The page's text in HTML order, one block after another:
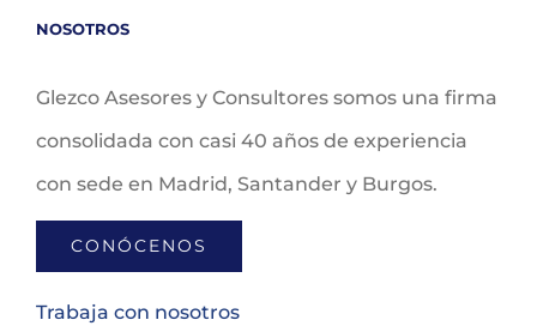
NOSOTROS
Glezco Asesores y Consultores somos una firma
consolidada con casi 40 años de experiencia
con sede en Madrid, Santander y Burgos.
CONÓCENOS
Trabaja con nosotros